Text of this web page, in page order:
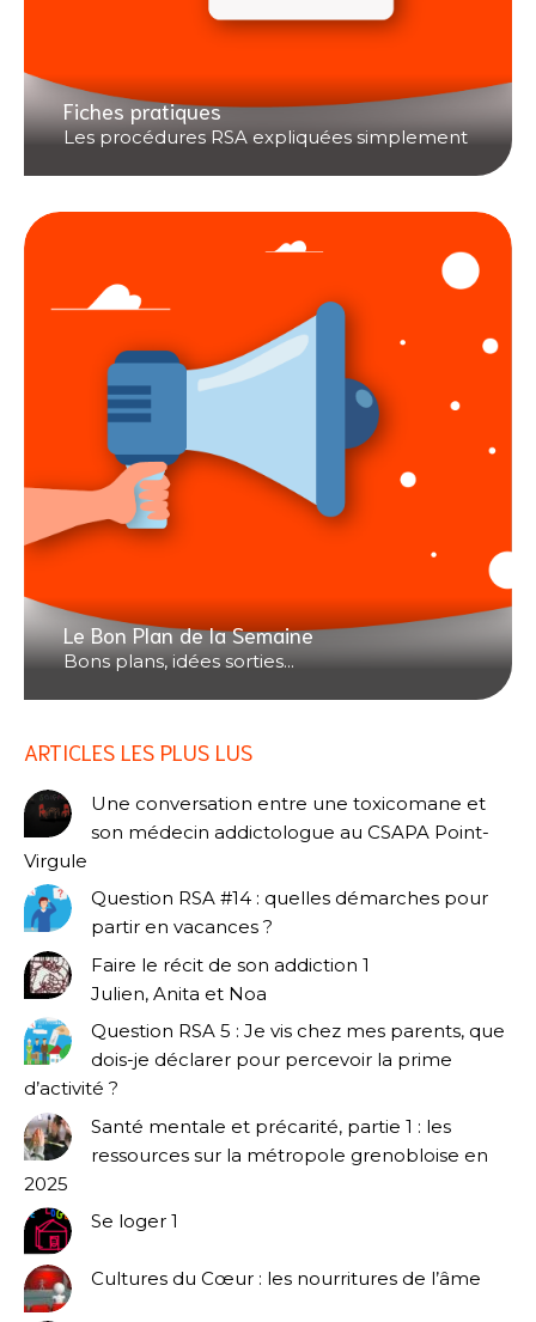
Fiches pratiques
Les procédures RSA expliquées simplement
Le Bon Plan de la Semaine
Bons plans, idées sorties...
ARTICLES LES PLUS LUS
Une conversation entre une toxicomane et
son médecin addictologue au CSAPA Point-
Virgule
Question RSA #14 : quelles démarches pour
partir en vacances ?
Faire le récit de son addiction 1
Julien, Anita et Noa
Question RSA 5 : Je vis chez mes parents, que
dois-je déclarer pour percevoir la prime
d’activité ?
Santé mentale et précarité, partie 1 : les
ressources sur la métropole grenobloise en
2025
Se loger 1
Cultures du Cœur : les nourritures de l’âme